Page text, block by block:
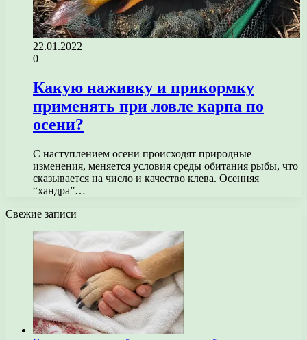
22.01.2022
0
Какую наживку и прикормку
применять при ловле карпа по
осени?
С наступлением осени происходят природные
изменения, меняется условия среды обитания рыбы, что
сказывается на число и качество клева. Осенняя
“хандра”…
Свежие записи